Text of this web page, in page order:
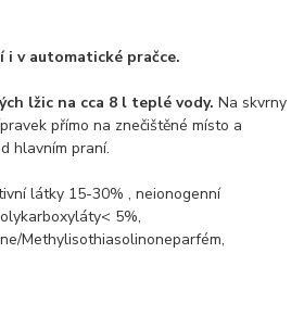
v automatické pračce.
lžic na cca 8 l teplé vody. Na skvrny
přímo na znečištěné místo a
hlavním praní.
látky 15-30% , neionogenní
5%,
Methylisothiasolinoneparfém,